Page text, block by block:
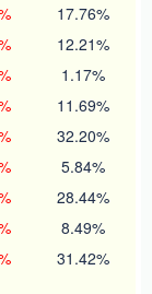
17.76%
12.21%
1.17%
11.69%
32.20%
5.84%
28.44%
8.49%
31.42%